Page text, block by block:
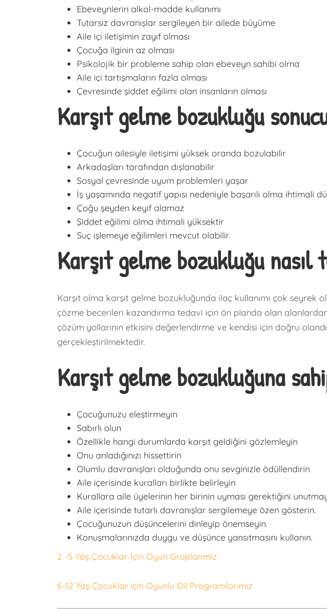
Ebeveynlerin alkol-madde kullanımı
Tutarsız davranışlar sergileyen bir ailede büyüme
Aile içi iletişimin zayıf olması
Çocuğa ilginin az olması
Psikolojik bir probleme sahip olan ebeveyn sahibi olma
Aile içi tartışmaların fazla olması
Çevresinde şiddet eğilimi olan insanların olması
Karşıt gelme bozukluğu
Çocuğun ailesiyle iletişimi yüksek oranda bozulabilir
Arkadaşları tarafından dışlanabilir
Sosyal çevresinde uyum problemleri yaşar
İş yaşamında negatif yapısı nedeniyle başarılı olma ihtimali
Çoğu şeyden keyif alamaz
Şiddet eğilimi olma ihtimali yüksektir
Suç işlemeye eğilimleri mevcut olabilir.
Karşıt gelme bozukluğu
Karşıt olma karşıt gelme bozukluğunda ilaç kullanımı çok
çözme becerileri kazandırma tedavi için ön planda olan
çözüm yollarının etkisini değerlendirme ve kendisi için doğru
gerçekleştirilmektedir.
Karşıt gelme bozukluğuna
Çocuğunuzu eleştirmeyin
Sabırlı olun
Özellikle hangi durumlarda karşıt geldiğini gözlemleyin
Onu anladığınızı hissettirin
Olumlu davranışları olduğunda onu sevginizle ödüllendirin
Aile içerisinde kuralları birlikte belirleyin
Kurallara aile üyelerinin her birinin uyması gerektiğini
Aile içerisinde tutarlı davranışlar sergilemeye özen gösterin.
Çocuğunuzun düşüncelerini dinleyip önemseyin.
Konuşmalarınızda duygu ve düşünce yansıtmasını kullanın.
2 -5 Yaş Çocuklar İçin Oyun Gruplarımız
6-12 Yaş Çocuklar için Oyunlu Dil Programlarımız